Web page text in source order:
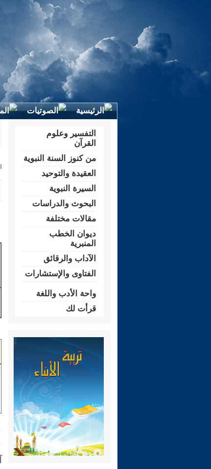
التفسير وعلوم
القرآن
من كنوز السنة النبوية
العقيدة والتوحيد
السيرة النبوية
البحوث والدراسات
مقالات مختلفة
ديوان الخطب
المنبرية
الآداب والرقائق
الفتاوى والإستشارات
واحة الأدب واللغة
قرأت لك